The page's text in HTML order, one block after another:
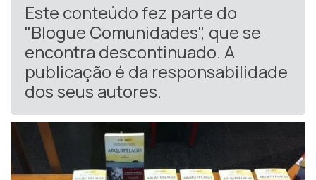
Este conteúdo fez parte do
"Blogue Comunidades", que se
encontra descontinuado. A
publicação é da responsabilidade
dos seus autores.